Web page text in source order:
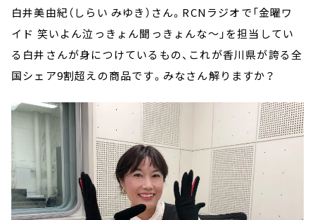
白井美由紀（しらい みゆき）さん。RCNラジオで「金曜ワ
イド 笑いよん泣っきょん聞っきょんな～」を担当してい
る白井さんが身につけているもの、これが香川県が誇る全
国シェア9割超えの商品です。みなさん解りますか？